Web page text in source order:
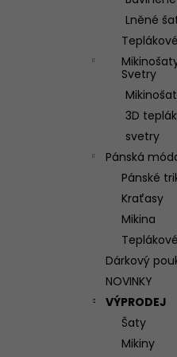
Lněné
Svetry
3D
svetry
Pánská
Pánské
Kraťasy
Mikina
Dárkový
NOVINKY
VÝPRODEJ
Šaty
Mikiny
ŠATY
2 100 Kč